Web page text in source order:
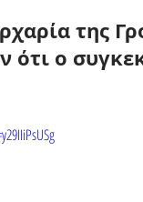
της
ότι ο